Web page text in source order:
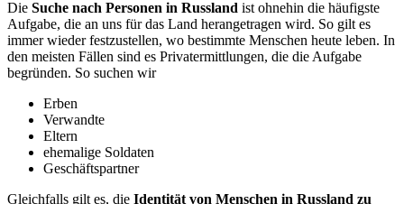
Die Suche nach Personen in Russland ist ohnehin die häufigste
Aufgabe, die an uns für das Land herangetragen wird. So gilt es
immer wieder festzustellen, wo bestimmte Menschen heute leben. In
den meisten Fällen sind es Privatermittlungen, die die Aufgabe
begründen. So suchen wir
Erben
Verwandte
Eltern
ehemalige Soldaten
Geschäftspartner
Gleichfalls gilt es, die Identität von Menschen in Russland zu